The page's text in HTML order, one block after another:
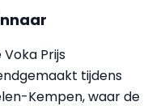
Prijs
tijdens
Kempen, waar de